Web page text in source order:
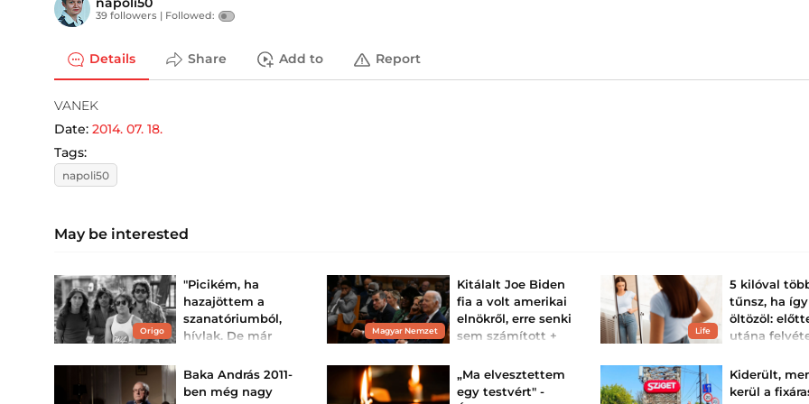
39 followers | Followed:
Details Share Add to Report
VANEK
Date: 2014. 07. 18.
Tags:
napoli50
May be interested
Origo
"Picikém, ha
hazajöttem a
szanatóriumból,
hívlak. De már
sorokat osztott
meg Pres...
Magyar Nemzet
Kitálalt Joe Biden
fia a volt amerikai
elnökről, erre senki
sem számított +
Meglepő interjúban
nyitotta meg a Biden
család legbelső
Life
5 kilóval
tűnsz, ha így
öltözöl:
utána
előnyös
Nem csak a kilók
számítanak!
Baka András 2011-
ben még nagy
„Ma elvesztettem
egy testvért" -
Kiderült,
kerül a